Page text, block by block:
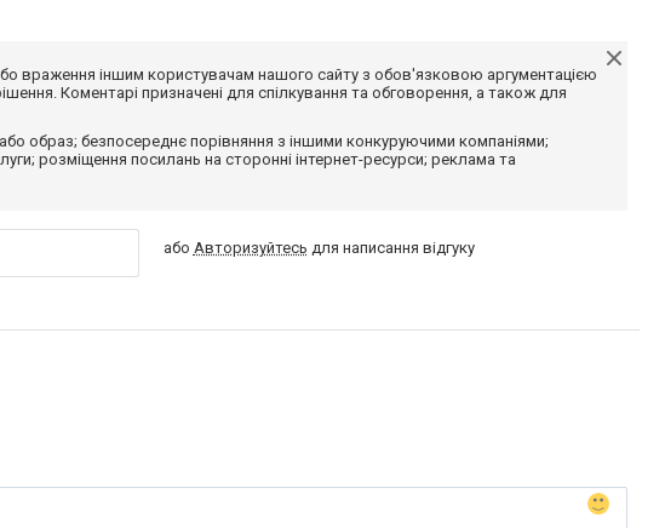
враження іншим користувачам нашого сайту з обов'язковою аргументацією
Коментарі призначені для спілкування та обговорення, а також для
образ; безпосереднє порівняння з іншими конкуруючими компаніями;
розміщення посилань на сторонні інтернет-ресурси; реклама та
або Авторизуйтесь для написання відгуку